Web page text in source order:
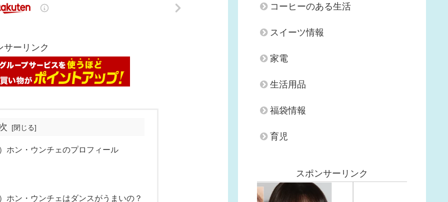
サーリンク
ホン・ウンチェのプロフィール
ホン・ウンチェはダンスがうまいの？
コーヒーのある生活
スイーツ情報
家電
生活用品
福袋情報
育児
スポンサーリンク